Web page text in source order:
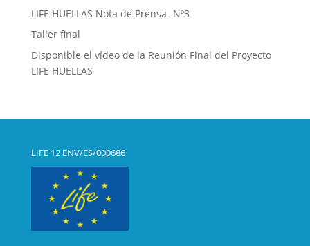
LIFE HUELLAS Nota de Prensa- Nº3-
Taller final
Disponible el vídeo de la Reunión Final del Proyecto
LIFE HUELLAS
LIFE 12 ENV/ES/000686